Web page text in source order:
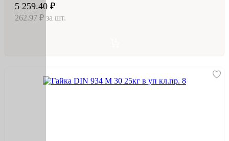
5 259.40 ₽
262.97 ₽ за шт.